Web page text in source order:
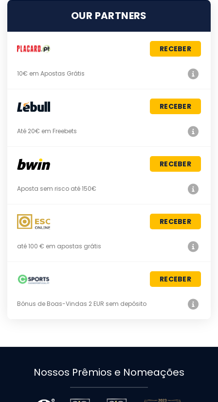
OUR PARTNERS
RECEBER
10€ em Apostas Grátis
RECEBER
Até 20€ em Freebets
RECEBER
Aposta sem risco até 150€
RECEBER
até 100 € em apostas grátis
RECEBER
Bónus de Boas-Vindas 2 EUR sem depósito
Nossos Prêmios e Nomeações